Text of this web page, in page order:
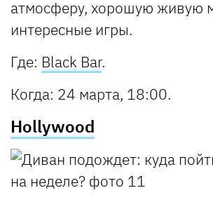
атмосферу, хорошую живую
интересные игры.
Где: Black Bar.
Когда: 24 марта, 18:00.
Hollywood